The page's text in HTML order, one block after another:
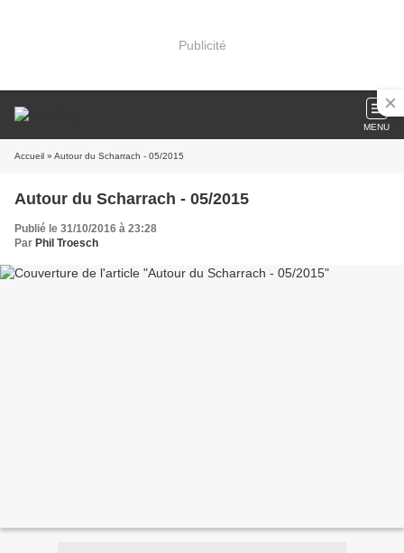
Publicité
MENU
Accueil » Autour du Scharrach - 05/2015
Autour du Scharrach - 05/2015
Publié le 31/10/2016 à 23:28
Par Phil Troesch